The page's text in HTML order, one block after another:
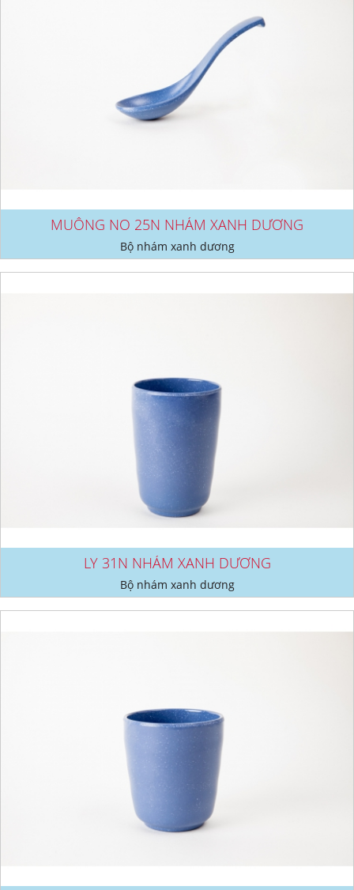
MUỖNG NO 25N NHÁM XANH DƯƠNG
Bộ nhám xanh dương
LY 31N NHÁM XANH DƯƠNG
Bộ nhám xanh dương